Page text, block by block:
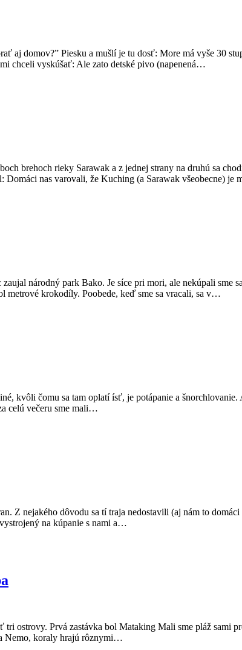
aj domov?” Piesku a mušlí je tu dosť: More má vyše 30
chceli vyskúšať: Ale zato detské pivo (napenená…
brehoch rieky Sarawak a z jednej strany na druhú sa
nas varovali, že Kuching (a Sarawak všeobecne) je
národný park Bako. Je síce pri mori, ale nekúpali sme
metrové krokodíly. Poobede, keď sme sa vracali, sa v…
kvôli čomu sa tam oplatí ísť, je potápanie a
celú večeru sme mali…
Z nejakého dôvodu sa tí traja nedostavili (aj nám to
na kúpanie s nami a…
ostrovy. Prvá zastávka bol Mataking Mali sme pláž sami
Nemo, koraly hrajú rôznymi…